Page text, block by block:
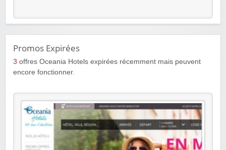
Promos Expirées
3 offres Oceania Hotels expirées récemment mais peuvent
encore fonctionner.